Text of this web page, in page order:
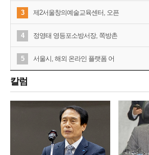
3 제2서울창의예술교육센터, 오픈
4 정영태 영등포소방서장, 쪽방촌
5 서울시, 해외 온라인 플랫폼 어
칼럼